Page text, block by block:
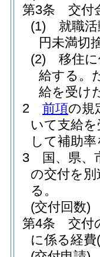
第3条
交付
(1)
就職
円未満切
(2)
移住
給する。
給を受け
2
前項の規
いて支給
して補助
3
国、県、
の交付を
る。
(交付回数)
第4条
交付
に係る経費